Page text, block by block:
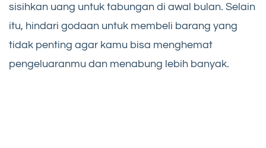
sisihkan uang untuk tabungan di awal bulan. Selain
itu, hindari godaan untuk membeli barang yang
tidak penting agar kamu bisa menghemat
pengeluaranmu dan menabung lebih banyak.